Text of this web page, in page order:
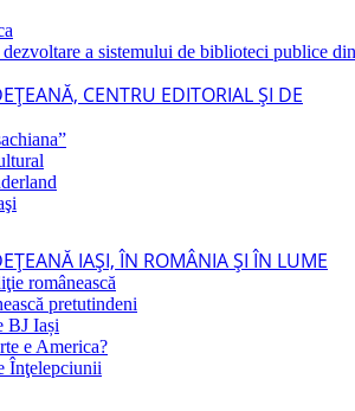
dezvoltare a sistemului de biblioteci publice din
CENTRU EDITORIAL ŞI DE
IAŞI, ÎN ROMÂNIA ŞI ÎN LUME
românească
pretutindeni
BJ Iași
e America?
Înţelepciunii